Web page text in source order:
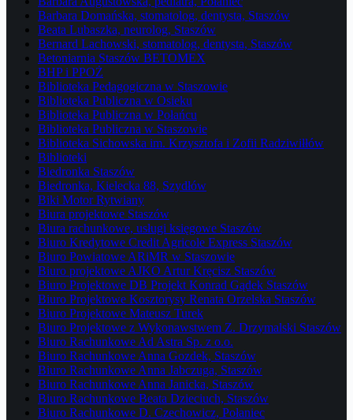
Barbara Domańska, stomatolog, dentysta, Staszów
Beata Lubaszka, neurolog, Staszów
Bernard Lachowski, stomatolog, dentysta, Staszów
Betoniarnia Staszów BETOMEX
BHP i PPOŻ
Biblioteka Pedagogiczna w Staszowie
Biblioteka Publiczna w Osieku
Biblioteka Publiczna w Połańcu
Biblioteka Publiczna w Staszowie
Biblioteka Sichowska im. Krzysztofa i Zofii Radziwiłłów
Biblioteki
Biedronka Staszów
Biedronka, Kielecka 88, Szydłów
Biki Motor Rytwiany
Biura projektowe Staszów
Biura rachunkowe, usługi księgowe Staszów
Biuro Kredytowe Credit Agricole Express Staszów
Biuro Powiatowe ARiMR w Staszowie
Biuro projektowe AJKO Artur Kręcisz Staszów
Biuro Projektowe DB Projekt Konrad Gądek Staszów
Biuro Projektowe Kosztorysy Renata Orzelska Staszów
Biuro Projektowe Mateusz Turek
Biuro Projektowe z Wykonawstwem Z. Drzymalski Staszów
Biuro Rachunkowe Ad Astra Sp. z o.o.
Biuro Rachunkowe Anna Gozdek, Staszów
Biuro Rachunkowe Anna Jabczuga, Staszów
Biuro Rachunkowe Anna Janicka, Staszów
Biuro Rachunkowe Beata Dzieciuch, Staszów
Biuro Rachunkowe D. Czechowicz, Połaniec